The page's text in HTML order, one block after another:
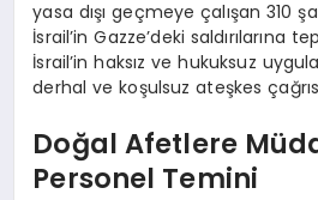
yasa dışı geçmeye çalışan 310
İsrail’in Gazze’deki saldırılarına
İsrail’in haksız ve hukuksuz
derhal ve koşulsuz ateşkes
Doğal Afetlere
Personel Temini